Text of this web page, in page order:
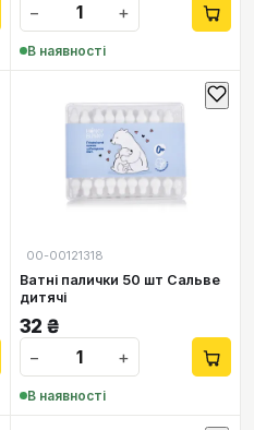
−
+
В наявності
00-00121318
Ватні палички 50 шт Сальве
дитячі
32 ₴
−
+
В наявності